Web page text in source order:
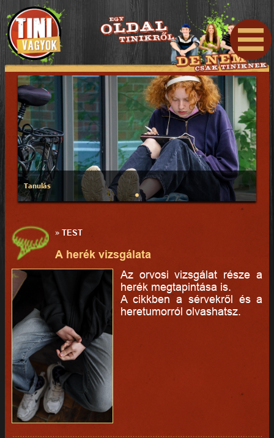
Tanulás
»TEST
A herék vizsgálata
Az orvosi vizsgálat része a
herék megtapintása is.
A cikkben a sérvekről és a
heretumorról olvashatsz.